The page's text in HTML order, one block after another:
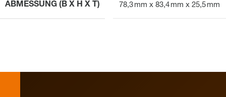
ABMESSUNG (B X H X T) 78,3 mm x 83,4 mm x 25,5 mm